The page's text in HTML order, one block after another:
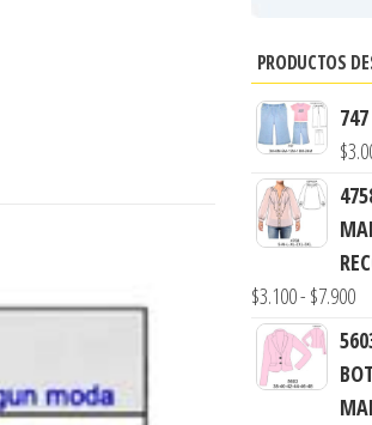
PRODUCTOS
$
$3.100- $7.900
de